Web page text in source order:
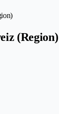
(Region)